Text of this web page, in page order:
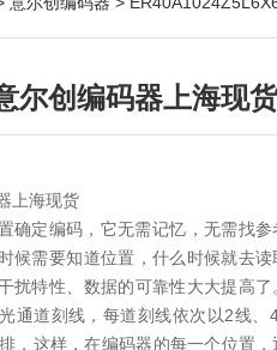
尔创编码器上海现货
上海现货
确定编码，它无需记忆，无需找参
候需要知道位置，什么时候就去读
扰特性、数据的可靠性大大提高了
通道刻线，每道刻线依次以2线、
，这样，在编码器的每一个位置，